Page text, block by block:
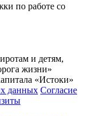
по работе со
и детям,
жизни»
«Истоки»
данных Согласие